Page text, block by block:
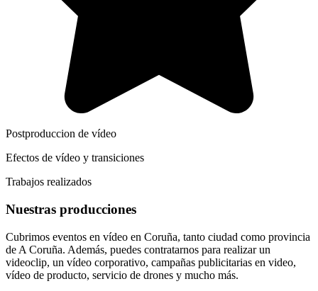
Postproduccion de vídeo
Efectos de vídeo y transiciones
Trabajos realizados
Nuestras producciones
Cubrimos eventos en vídeo en Coruña, tanto ciudad como provincia
de A Coruña. Además, puedes contratarnos para realizar un
videoclip, un vídeo corporativo, campañas publicitarias en video,
vídeo de producto, servicio de drones y mucho más.